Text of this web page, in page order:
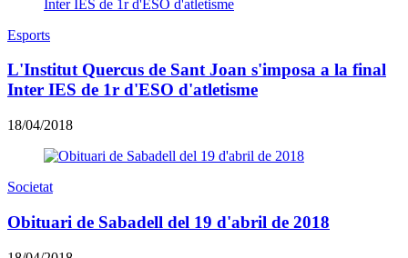
Esports
L'Institut Quercus de Sant Joan s'imposa a la final
Inter IES de 1r d'ESO d'atletisme
18/04/2018
Societat
Obituari de Sabadell del 19 d'abril de 2018